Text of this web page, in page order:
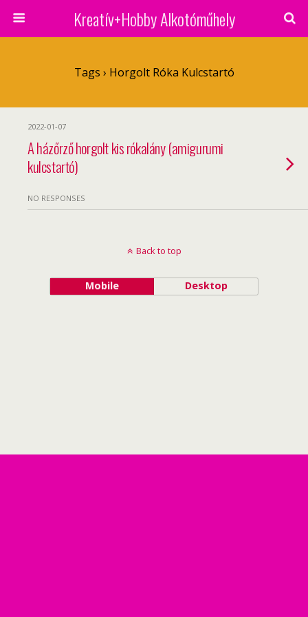
Kreatív+Hobby Alkotóműhely
Tags › Horgolt Róka Kulcstartó
2022-01-07
A házőrző horgolt kis rókalány (amigurumi
kulcstartó)
NO RESPONSES
Back to top
Mobile Desktop